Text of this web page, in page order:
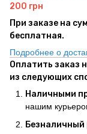
200 грн
При заказе на
бесплатная.
Подробнее о
Оплатить заказ
из следующих
Наличными
нашим
Безналичный